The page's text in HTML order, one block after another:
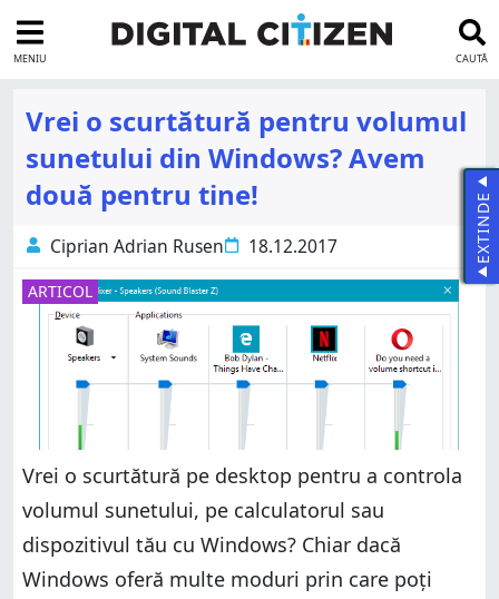
MENIU CAUTĂ
Vrei o scurtătură pentru volumul
sunetului din Windows? Avem
două pentru tine!
Ciprian Adrian Rusen 18.12.2017
ARTICOL
Vrei o scurtătură pe desktop pentru a controla
volumul sunetului, pe calculatorul sau
dispozitivul tău cu Windows? Chiar dacă
Windows oferă multe moduri prin care poți
EXTINDE